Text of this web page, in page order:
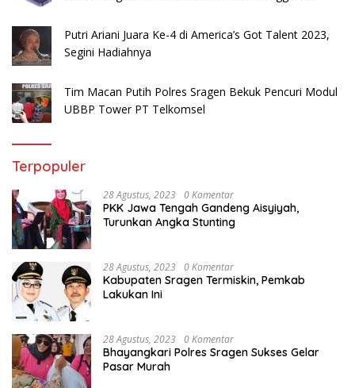
Putri Ariani Juara Ke-4 di America’s Got Talent 2023,
Segini Hadiahnya
Tim Macan Putih Polres Sragen Bekuk Pencuri Modul
UBBP Tower PT Telkomsel
Terpopuler
28 Agustus, 2023 0 Komentar
PKK Jawa Tengah Gandeng Aisyiyah,
Turunkan Angka Stunting
28 Agustus, 2023 0 Komentar
Kabupaten Sragen Termiskin, Pemkab
Lakukan Ini
28 Agustus, 2023 0 Komentar
Bhayangkari Polres Sragen Sukses Gelar
Pasar Murah